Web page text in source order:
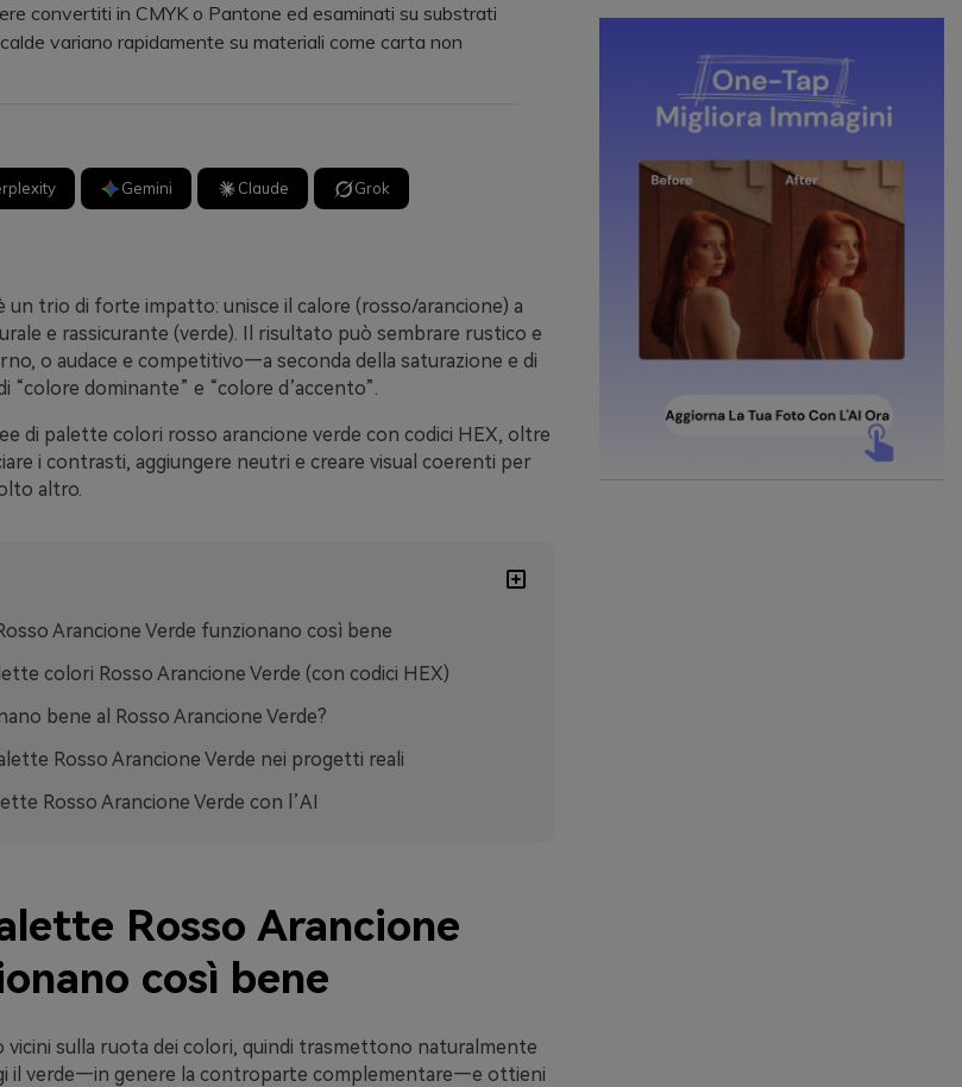
convertiti in CMYK o Pantone ed esaminati su substrati
variano rapidamente su materiali come carta non
Gemini Claude Grok
un trio di forte impatto: unisce il calore (rosso/arancione) a
e rassicurante (verde). Il risultato può sembrare rustico e
o audace e competitivo—a seconda della saturazione e di
“colore dominante” e “colore d’accento”.
di palette colori rosso arancione verde con codici HEX, oltre
i contrasti, aggiungere neutri e creare visual coerenti per
altro.
Arancione Verde funzionano così bene
colori Rosso Arancione Verde (con codici HEX)
bene al Rosso Arancione Verde?
Rosso Arancione Verde nei progetti reali
Rosso Arancione Verde con l’AI
Rosso Arancione
così bene
vicini sulla ruota dei colori, quindi trasmettono naturalmente
il verde—in genere la controparte complementare—e ottieni